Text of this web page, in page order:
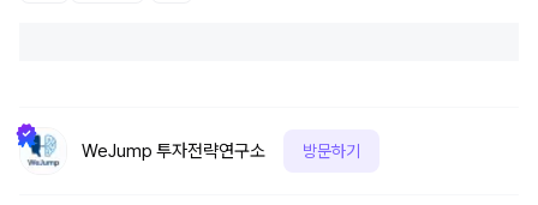
WeJump 투자전략연구소 방문하기